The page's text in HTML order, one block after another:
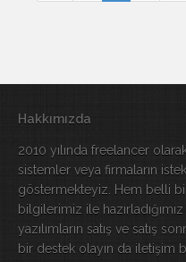
Hakkımızda
2010 yılında freelancer
sistemler veya firmaların
göstermekteyiz. Hem belli
bilgilerimiz ile
yazılımların satış ve satış
bir destek olayın da iletişim